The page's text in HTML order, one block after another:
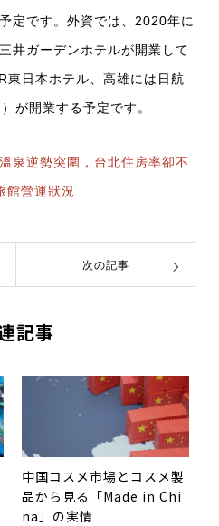
定です。外資では、2020年に
井ガーデンホテルが開業して
日本ホテル、高雄には日航
が開業する予定です。
泉逆勢突圍，台北住房率卻不
館營運狀況
次の記事
記事
中国コスメ市場とコスメ製
品から見る「Made in Chi
na」の実情